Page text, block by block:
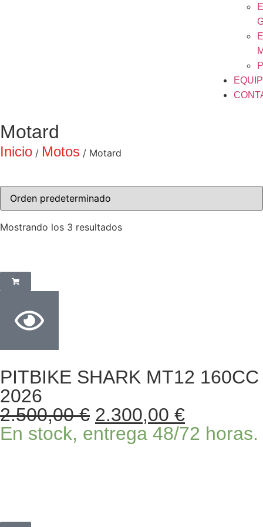
Motard
Inicio / Motos / Motard
Mostrando los 3 resultados
PITBIKE SHARK MT12 160CC
2026
2.500,00€ 2.300,00 €
En stock, entrega 48/72 horas.